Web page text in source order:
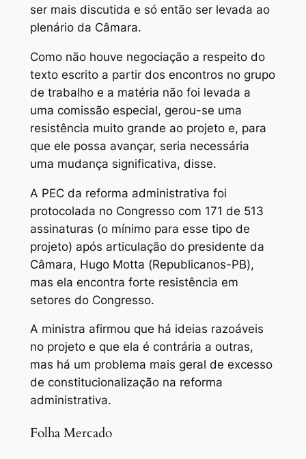
ser mais discutida e só então ser levada ao
plenário da Câmara.
Como não houve negociação a respeito do
texto escrito a partir dos encontros no grupo
de trabalho e a matéria não foi levada a
uma comissão especial, gerou-se uma
resistência muito grande ao projeto e, para
que ele possa avançar, seria necessária
uma mudança significativa, disse.
A PEC da reforma administrativa foi
protocolada no Congresso com 171 de 513
assinaturas (o mínimo para esse tipo de
projeto) após articulação do presidente da
Câmara, Hugo Motta (Republicanos-PB),
mas ela encontra forte resistência em
setores do Congresso.
A ministra afirmou que há ideias razoáveis
no projeto e que ela é contrária a outras,
mas há um problema mais geral de excesso
de constitucionalização na reforma
administrativa.
Folha Mercado